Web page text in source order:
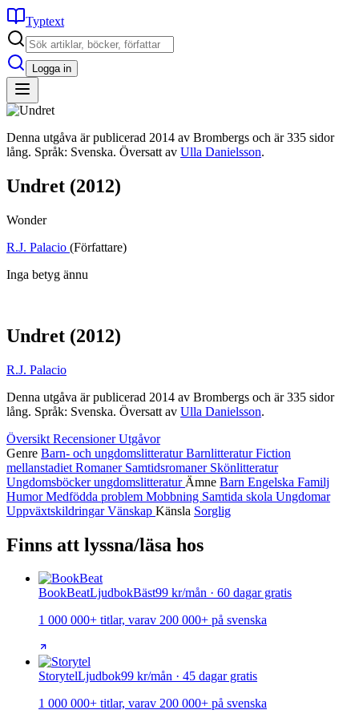
Typtext
Logga in
Denna utgåva är publicerad 2014 av Brombergs och är 335 sidor
lång. Språk: Svenska. Översatt av Ulla Danielsson.
Undret (2012)
Wonder
R.J. Palacio (Författare)
Inga betyg ännu
Undret (2012)
R.J. Palacio
Denna utgåva är publicerad 2014 av Brombergs och är 335 sidor
lång. Språk: Svenska. Översatt av Ulla Danielsson.
Översikt RecensionerUtgåvor
Genre Barn- och ungdomslitteraturBarnlitteraturFiction
mellanstadiet Romaner Samtidsromaner Skönlitteratur
Ungdomsböckerungdomslitteratur Ämne Barn Engelska Familj
HumorMedfödda problem Mobbning Samtida skola Ungdomar
UppväxtskildringarVänskap Känsla Sorglig
Finns att lyssna/läsa hos
BookBeatLjudbokBäst99 kr/mån · 60 dagar gratis
1 000 000+ titlar, varav 200 000+ på svenska
StorytelLjudbok99 kr/mån · 45 dagar gratis
1 000 000+ titlar, varav 200 000+ på svenska